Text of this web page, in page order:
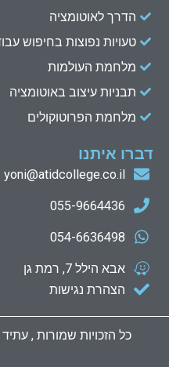
הדרך לאוטומציה
טעויות נפוצות בחיפוש
מלחמת העולמות
תבניות עיצוב באוטומציה
מלחמת הפרוטוקולים
דברו איתנו
yoni@atidcollege.co.il
055-9664436
054-6636498
אבא הילל 7, רמת גן
הצהרת נגישות
כל הזכויות שמורות , עתיד